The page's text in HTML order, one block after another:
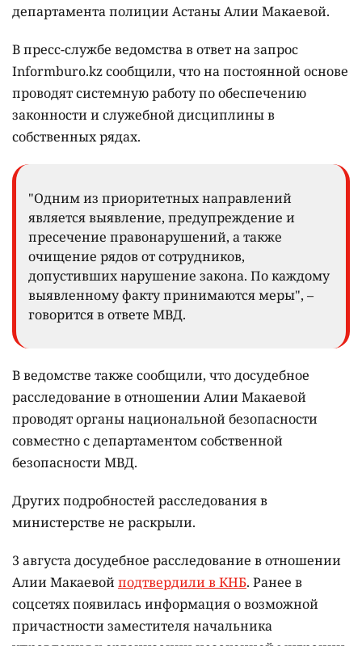
департамента полиции Астаны Алии Макаевой.
В пресс-службе ведомства в ответ на запрос
Informburo.kz сообщили, что на постоянной основе
проводят системную работу по обеспечению
законности и служебной дисциплины в
собственных рядах.
"Одним из приоритетных направлений
является выявление, предупреждение и
пресечение правонарушений, а также
очищение рядов от сотрудников,
допустивших нарушение закона. По каждому
выявленному факту принимаются меры", –
говорится в ответе МВД.
В ведомстве также сообщили, что досудебное
расследование в отношении Алии Макаевой
проводят органы национальной безопасности
совместно с департаментом собственной
безопасности МВД.
Других подробностей расследования в
министерстве не раскрыли.
3 августа досудебное расследование в отношении
Алии Макаевойподтвердили в КНБ. Ранее в
соцсетях появилась информация о возможной
причастности заместителя начальника